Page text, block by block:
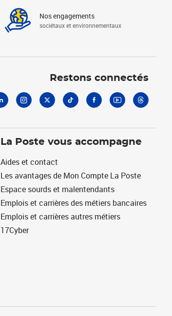
Nos engagements
sociétaux et environnementaux
Restons connectés
La Poste vous accompagne
Aides et contact
Les avantages de Mon Compte La Poste
Espace sourds et malentendants
Emplois et carrières des métiers bancaires
Emplois et carrières autres métiers
17Cyber